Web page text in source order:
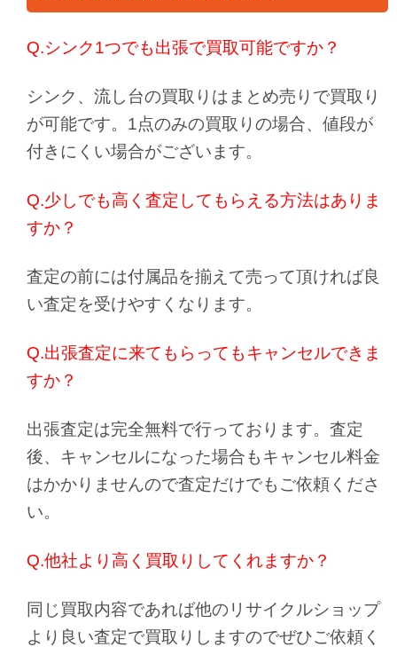
Q.シンク1つでも出張で買取可能ですか？
シンク、流し台の買取りはまとめ売りで買取り
が可能です。1点のみの買取りの場合、値段が
付きにくい場合がございます。
Q.少しでも高く査定してもらえる方法はありま
すか？
査定の前には付属品を揃えて売って頂ければ良
い査定を受けやすくなります。
Q.出張査定に来てもらってもキャンセルできま
すか？
出張査定は完全無料で行っております。査定
後、キャンセルになった場合もキャンセル料金
はかかりませんので査定だけでもご依頼くださ
い。
Q.他社より高く買取りしてくれますか？
同じ買取内容であれば他のリサイクルショップ
より良い査定で買取りしますのでぜひご依頼く